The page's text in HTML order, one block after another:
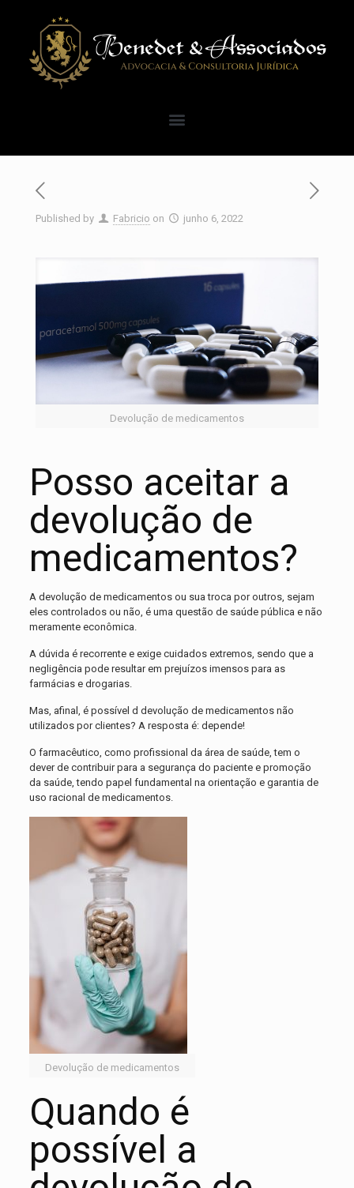
Published by Fabricio on junho 6, 2022
Devolução de medicamentos
Posso aceitar a
devolução de
medicamentos?
A devolução de medicamentos ou sua troca por outros, sejam
eles controlados ou não, é uma questão de saúde pública e não
meramente econômica.
A dúvida é recorrente e exige cuidados extremos, sendo que a
negligência pode resultar em prejuízos imensos para as
farmácias e drogarias.
Mas, afinal, é possível d devolução de medicamentos não
utilizados por clientes? A resposta é: depende!
O farmacêutico, como profissional da área de saúde, tem o
dever de contribuir para a segurança do paciente e promoção
da saúde, tendo papel fundamental na orientação e garantia de
uso racional de medicamentos.
Devolução de medicamentos
Quando é
possível a